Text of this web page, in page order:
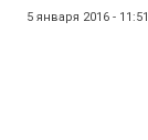
5 января 2016 - 11:51